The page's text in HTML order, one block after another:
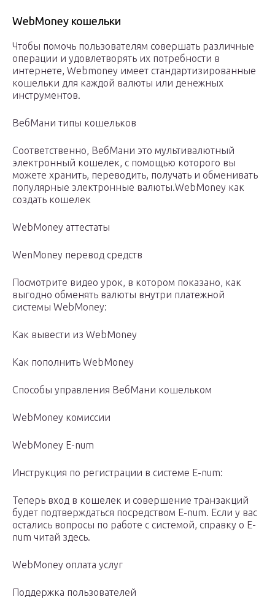
WebMoney кошельки
Чтобы помочь пользователям совершать различные
операции и удовлетворять их потребности в
интернете, Webmoney имеет стандартизированные
кошельки для каждой валюты или денежных
инструментов.
ВебМани типы кошельков
Соответственно, ВебМани это мультивалютный
электронный кошелек, с помощью которого вы
можете хранить, переводить, получать и обменивать
популярные электронные валюты.WebMoney как
создать кошелек
WebMoney аттестаты
WenMoney перевод средств
Посмотрите видео урок, в котором показано, как
выгодно обменять валюты внутри платежной
системы WebMoney:
Как вывести из WebMoney
Как пополнить WebMoney
Способы управления ВебМани кошельком
WebMoney комиссии
WebMoney E-num
Инструкция по регистрации в системе E-num:
Теперь вход в кошелек и совершение транзакций
будет подтверждаться посредством E-num. Если у вас
остались вопросы по работе с системой, справку о E-
num читай здесь.
WebMoney оплата услуг
Поддержка пользователей